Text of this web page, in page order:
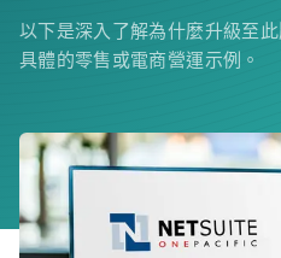
以下是深入了解為什麼升級至
具體的零售或電商營運示例。